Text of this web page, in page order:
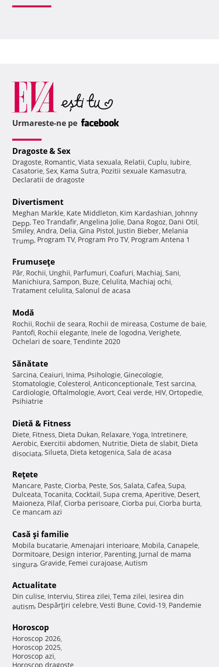
Urmareste-ne pe
Dragoste & Sex
Dragoste, Romantic, Viata sexuala, Relatii, Cuplu, Iubire,
Casatorie, Sex, Kama Sutra, Pozitii sexuale Kamasutra,
Declaratii de dragoste
Divertisment
Meghan Markle, Kate Middleton, Kim Kardashian, Johnny
Depp, Teo Trandafir, Angelina Jolie, Dana Rogoz, Dani Otil,
Smiley, Andra, Delia, Gina Pistol, Justin Bieber, Melania
Trump, Program TV, Program Pro TV, Program Antena 1
Frumuseţe
Păr, Rochii, Unghii, Parfumuri, Coafuri, Machiaj, Sani,
Manichiura, Sampon, Buze, Celulita, Machiaj ochi,
Tratament celulita, Salonul de acasa
Modă
Rochii, Rochii de seara, Rochii de mireasa, Costume de baie,
Pantofi, Rochii elegante, Inele de logodna, Verighete,
Ochelari de soare, Tendinte 2020
Sănătate
Sarcina, Ceaiuri, Inima, Psihologie, Ginecologie,
Stomatologie, Colesterol, Anticonceptionale, Test sarcina,
Cardiologie, Oftalmologie, Avort, Ceai verde, HIV, Ortopedie,
Psihiatrie
Dietă & Fitness
Diete, Fitness, Dieta Dukan, Relaxare, Yoga, Intretinere,
Aerobic, Exercitii abdomen, Nutritie, Dieta de slabit, Dieta
disociata, Silueta, Dieta ketogenica, Sala de acasa
Reţete
Mancare, Paste, Ciorba, Peste, Sos, Salata, Cafea, Supa,
Dulceata, Tocanita, Cocktail, Supa crema, Aperitive, Desert,
Maioneza, Pilaf, Ciorba perisoare, Ciorba pui, Ciorba burta,
Ce mancam azi
Casă şi familie
Mobila bucatarie, Amenajari interioare, Mobila, Canapele,
Dormitoare, Design interior, Parenting, Jurnal de mama
singura, Gravide, Femei curajoase, Autism
Actualitate
Din culise, Interviu, Stirea zilei, Tema zilei, Iesirea din
autism, Despărţiri celebre, Vesti Bune, Covid-19, Pandemie
Horoscop
Horoscop 2026,
Horoscop 2025,
Horoscop azi,
Horoscop dragoste